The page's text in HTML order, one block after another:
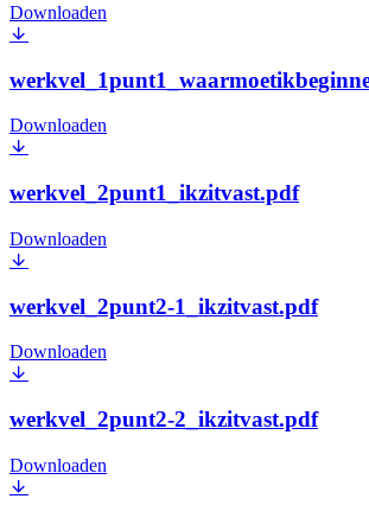
Downloaden
Downloaden
werkvel_2punt1_ikzitvast.pdf
Downloaden
werkvel_2punt2-1_ikzitvast.pdf
Downloaden
werkvel_2punt2-2_ikzitvast.pdf
Downloaden